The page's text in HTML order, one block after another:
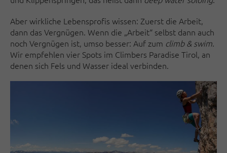
Aber wirkliche Lebensprofis wissen: Zuerst die Arbeit,
dann das Vergnügen. Wenn die „Arbeit“ selbst dann auch
noch Vergnügen ist, umso besser: Auf zum climb & swim.
Wir empfehlen vier Spots im Climbers Paradise Tirol, an
denen sich Fels und Wasser ideal verbinden.